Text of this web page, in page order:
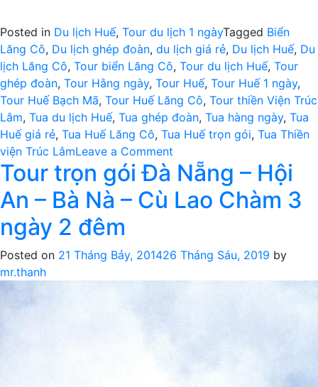
Posted in Du lịch Huế, Tour du lịch 1 ngàyTagged Biển
Lăng Cô, Du lịch ghép đoàn, du lịch giá rẻ, Du lịch Huế, Du
lịch Lăng Cô, Tour biển Lăng Cô, Tour du lịch Huế, Tour
ghép đoàn, Tour Hằng ngày, Tour Huế, Tour Huế 1 ngày,
Tour Huế Bạch Mã, Tour Huế Lăng Cô, Tour thiền Viện Trúc
Lâm, Tua du lịch Huế, Tua ghép đoàn, Tua hàng ngày, Tua
Huế giá rẻ, Tua Huế Lăng Cô, Tua Huế trọn gói, Tua Thiền
viện Trúc LâmLeave a Comment
Tour
du
lịch
Huế
Tour trọn gói Đà Nẵng – Hội
An – Bà Nà – Cù Lao Chàm 3
ngày 2 đêm
Posted on 21 Tháng Bảy, 201426 Tháng Sáu, 2019 by
mr.thanh